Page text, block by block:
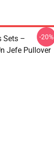
Sets –
Jefe Pullover
-20%